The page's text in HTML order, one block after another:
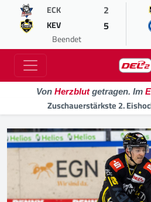
ECK 2
KEV 5
Beendet
Von Herzblutgetragen. Im
Zuschauerstärkste 2.